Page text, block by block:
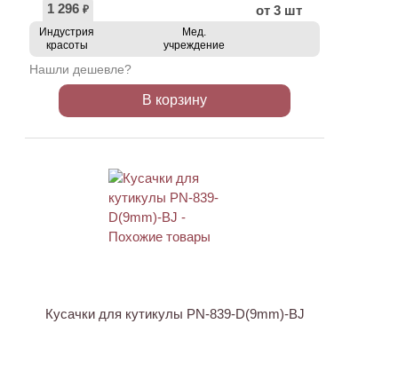
1 296 ₽ от 3 шт
Индустрия
красоты
Мед.
учреждение
Нашли дешевле?
В корзину
Кусачки для кутикулы PN-839-D(9mm)-BJ